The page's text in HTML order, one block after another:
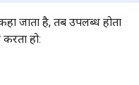
जाता है, तब उपलब्ध होता
हो: